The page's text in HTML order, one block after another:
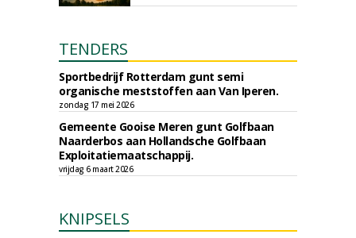
TENDERS
Sportbedrijf Rotterdam gunt semi
organische meststoffen aan Van Iperen.
zondag 17 mei 2026
Gemeente Gooise Meren gunt Golfbaan
Naarderbos aan Hollandsche Golfbaan
Exploitatiemaatschappij.
vrijdag 6 maart 2026
KNIPSELS